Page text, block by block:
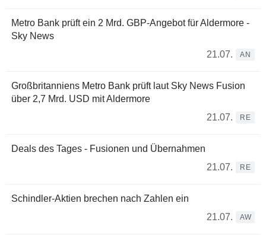
Metro Bank prüft ein 2 Mrd. GBP-Angebot für Aldermore -
Sky News
21.07.
AN
Großbritanniens Metro Bank prüft laut Sky News Fusion
über 2,7 Mrd. USD mit Aldermore
21.07.
RE
Deals des Tages - Fusionen und Übernahmen
21.07.
RE
Schindler-Aktien brechen nach Zahlen ein
21.07.
AW